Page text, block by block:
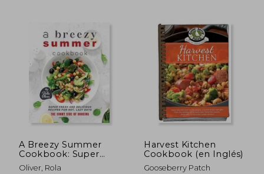
5%
dcto.
37,65 € 5%
dcto.
A Breezy Summer
Cookbook: Super
Fresh and Delicious
Oliver, Rola
Harvest Kitchen
Cookbook (en Inglés)
Gooseberry Patch